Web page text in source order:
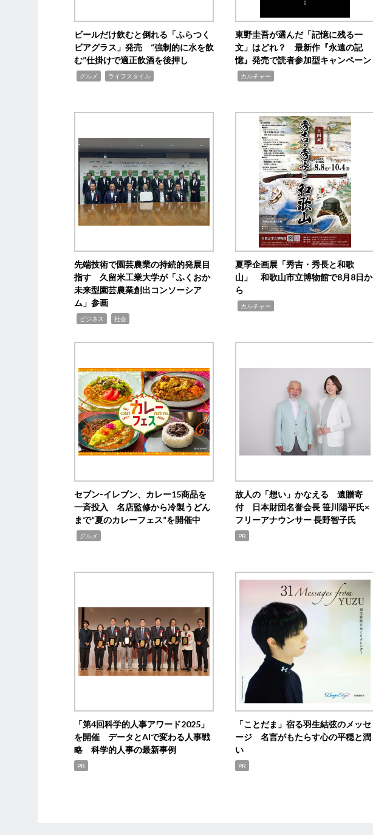
ビールだけ飲むと倒れる「ふらつく
ビアグラス」発売 “強制的に水を飲
む”仕掛けで適正飲酒を後押し
グルメ ライフスタイル
東野圭吾が選んだ「記憶に残る一
文」はどれ？ 最新作『永遠の記
憶』発売で読者参加型キャンペーン
カルチャー
先端技術で園芸農業の持続的発展目
指す 久留米工業大学が「ふくおか
未来型園芸農業創出コンソーシア
ム」参画
ビジネス 社会
夏季企画展「秀吉・秀長と和歌
山」 和歌山市立博物館で8月8日か
ら
カルチャー
セブン‐イレブン、カレー15商品を
一斉投入 名店監修から冷製うどん
まで“夏のカレーフェス”を開催中
グルメ
故人の「想い」かなえる 遺贈寄
付 日本財団名誉会長 笹川陽平氏×
フリーアナウンサー 長野智子氏
PR
「第4回科学的人事アワード2025」
を開催 データとAIで変わる人事戦
略 科学的人事の最新事例
PR
「ことだま」宿る羽生結弦のメッセ
ージ 名言がもたらす心の平穏と潤
い
PR